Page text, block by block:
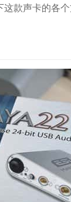
款声卡的各